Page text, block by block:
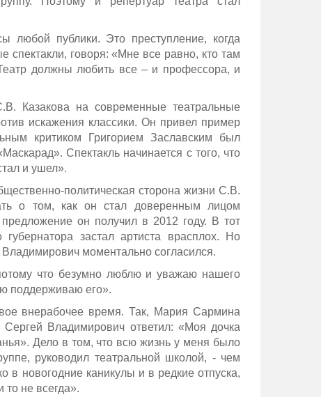
любой публики. Это преступление, когда
спектакли, говоря: «Мне все равно, кто там
должны любить все – и профессора, и
Казакова на современные театральные
искажения классики. Он привел пример
критиком Григорием Заславским был
Спектакль начинается с того, что
и ушел».
политическая сторона жизни С.В.
о том, как он стал доверенным лицом
он получил в 2012 году. В тот
застал артиста врасплох. Но
моментально согласился.
что безумно люблю и уважаю нашего
поддерживаю его».
внерабочее время. Так, Мария Сармина
Владимирович ответил: «Моя дочка
Дело в том, что всю жизнь у меня было
руководил театральной школой, - чем
в новогодние каникулы и в редкие отпуска,
то не всегда».